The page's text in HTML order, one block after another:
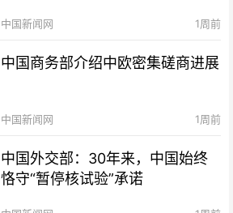
中国新闻网 1周前
中国商务部介绍中欧密集磋商进展
中国新闻网 1周前
中国外交部：30年来，中国始终
恪守“暂停核试验”承诺